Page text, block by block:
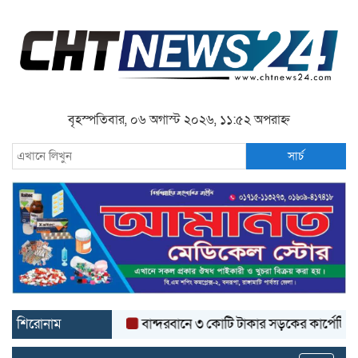
বৃহস্পতিবার, ০৬ অগাস্ট ২০২৬, ১১:৫২ অপরাহ্ন
সার্চ
শিরোনাম বান্দরবানে ৩ কোটি টাকার সড়কের কার্পেটিং উঠে